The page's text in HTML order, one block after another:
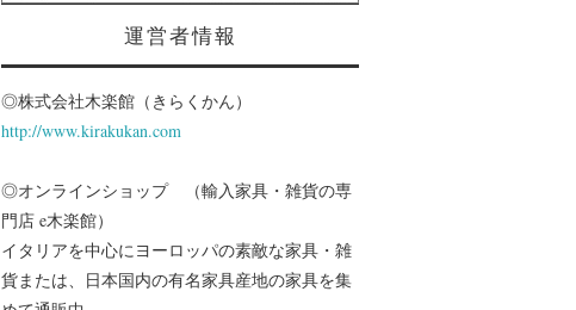
運営者情報
◎株式会社木楽館（きらくかん）
http://www.kirakukan.com
◎オンラインショップ （輸入家具・雑貨の専
門店 e木楽館）
イタリアを中心にヨーロッパの素敵な家具・雑
貨または、日本国内の有名家具産地の家具を集